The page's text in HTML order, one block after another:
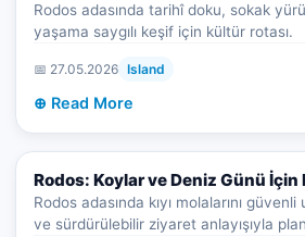
Rodos adasında tarihî doku, sokak
yaşama saygılı keşif için kültür rotası.
📅 27.05.2026 Island
⊕ Read More
Rodos: Koylar ve Deniz Günü İçin
Rodos adasında kıyı molalarını
ve sürdürülebilir ziyaret anlayışıyla